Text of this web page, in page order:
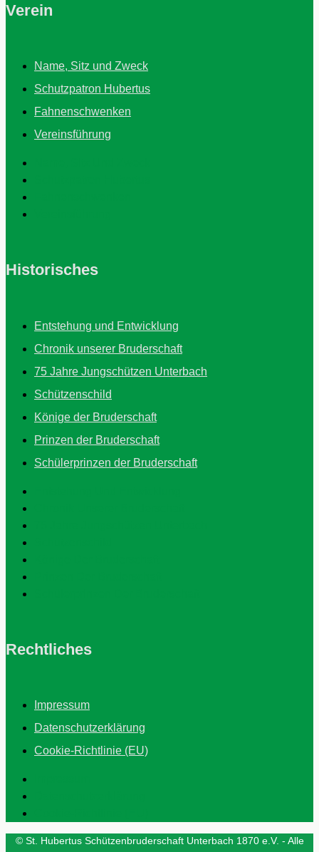
Verein
Name, Sitz und Zweck
Schutzpatron Hubertus
Fahnenschwenken
Vereinsführung
Historisches
Entstehung und Entwicklung
Chronik unserer Bruderschaft
75 Jahre Jungschützen Unterbach
Schützenschild
Könige der Bruderschaft
Prinzen der Bruderschaft
Schülerprinzen der Bruderschaft
Rechtliches
Impressum
Datenschutzerklärung
Cookie-Richtlinie (EU)
© St. Hubertus Schützenbruderschaft Unterbach 1870 e.V. - Alle